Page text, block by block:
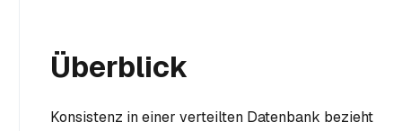
Überblick
Konsistenz in einer verteilten Datenbank bezieht